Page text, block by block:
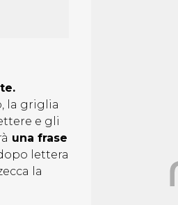
la griglia
e gli
una frase
lettera
la